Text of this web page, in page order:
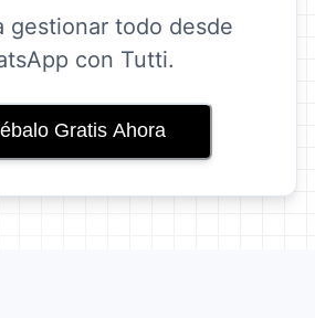
gestionar todo desde
con Tutti.
Gratis Ahora